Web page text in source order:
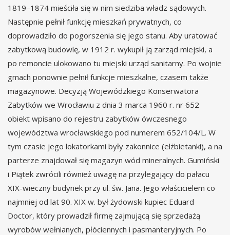
1819–1874 mieściła się w nim siedziba władz sądowych.
Następnie pełnił funkcję mieszkań prywatnych, co
doprowadziło do pogorszenia się jego stanu. Aby uratować
zabytkową budowlę, w 1912 r. wykupił ją zarząd miejski, a
po remoncie ulokowano tu miejski urząd sanitarny. Po wojnie
gmach ponownie pełnił funkcje mieszkalne, czasem także
magazynowe. Decyzją Wojewódzkiego Konserwatora
Zabytków we Wrocławiu z dnia 3 marca 1960 r. nr 652
obiekt wpisano do rejestru zabytków ówczesnego
województwa wrocławskiego pod numerem 652/104/L. W
tym czasie jego lokatorkami były zakonnice (elżbietanki), a na
parterze znajdował się magazyn wód mineralnych. Gumiński
i Piątek zwrócili również uwagę na przylegający do pałacu
XIX-wieczny budynek przy ul. św. Jana. Jego właścicielem co
najmniej od lat 90. XIX w. był żydowski kupiec Eduard
Doctor, który prowadził firmę zajmującą się sprzedażą
wyrobów wełnianych, płóciennych i pasmanteryjnych. Po